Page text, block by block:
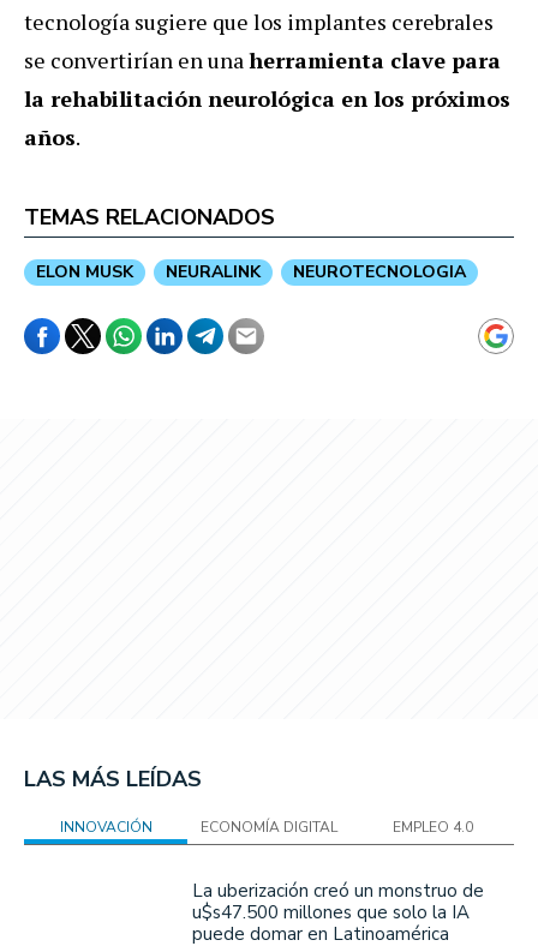
tecnología sugiere que los implantes cerebrales
se convertirían en unaherramienta clave para
la rehabilitación neurológica en los próximos
años.
TEMAS RELACIONADOS
ELON MUSK NEURALINK NEUROTECNOLOGIA
LAS MÁS LEÍDAS
INNOVACIÓN ECONOMÍA DIGITAL EMPLEO 4.0
La uberización creó un monstruo de
u$s47.500 millones que solo la IA
puede domar en Latinoamérica